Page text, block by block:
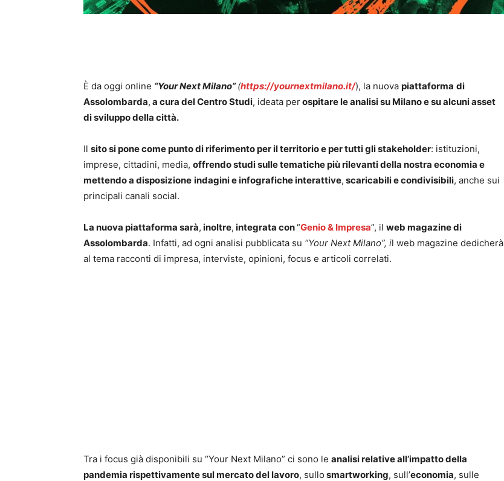
È da oggi online “Your Next Milano” (https://yournextmilano.it/), la nuova piattaforma di
Assolombarda, a cura del Centro Studi, ideata perospitare le analisi su Milano e su alcuni asset
di sviluppo della città.
Il sito si pone come punto di riferimento per il territorio e per tutti gli stakeholder: istituzioni,
imprese, cittadini, media, offrendo studi sulle tematiche più rilevanti della nostra economia e
mettendo a disposizione indagini e infografiche interattive, scaricabili e condivisibili, anche sui
principali canali social.
La nuova piattaforma sarà, inoltre, integrata con“Genio & Impresa”, il web magazine di
Assolombarda. Infatti, ad ogni analisi pubblicata su “Your Next Milano”, il web magazine dedicherà
al tema racconti di impresa, interviste, opinioni, focus e articoli correlati.
Tra i focus già disponibili su “Your Next Milano” ci sono le analisi relative all’impatto della
pandemia rispettivamente sul mercato del lavoro, sullo smartworking, sull’economia, sulle